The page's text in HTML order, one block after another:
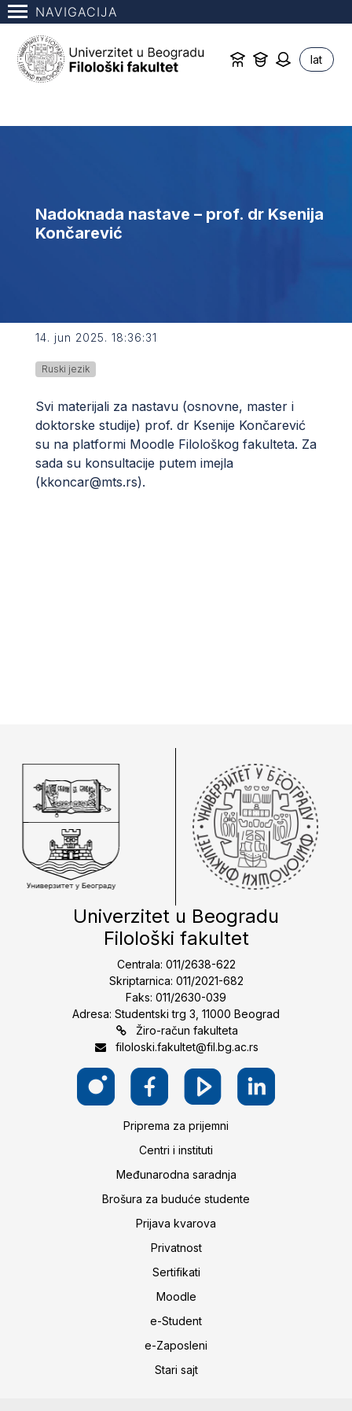
NAVIGACIJA
lat
Nadoknada nastave – prof. dr Ksenija
Končarević
14. jun 2025. 18:36:31
Ruski jezik
Svi materijali za nastavu (osnovne, master i
doktorske studije) prof. dr Ksenije Končarević
su na platformi Moodle Filološkog fakulteta. Za
sada su konsultacije putem imejla
(kkoncar@mts.rs).
Univerzitet u Beogradu
Filološki fakultet
Centrala: 011/2638-622
Skriptarnica: 011/2021-682
Faks: 011/2630-039
Adresa: Studentski trg 3, 11000 Beograd
Žiro-račun fakulteta
filoloski.fakultet@fil.bg.ac.rs
Priprema za prijemni
Centri i instituti
Međunarodna saradnja
Brošura za buduće studente
Prijava kvarova
Privatnost
Sertifikati
Moodle
e-Student
e-Zaposleni
Stari sajt